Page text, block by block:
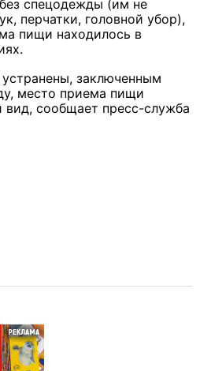
спецодежды (им не
перчатки, головной убор),
пищи находилось в
заключенным
место приема пищи
сообщает пресс-служба